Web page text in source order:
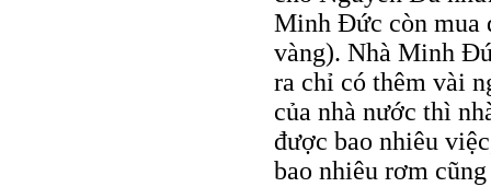
Minh Đức còn mua
vàng). Nhà Minh
ra chỉ có thêm vài
của nhà nước thì
được bao nhiêu
bao nhiêu rơm